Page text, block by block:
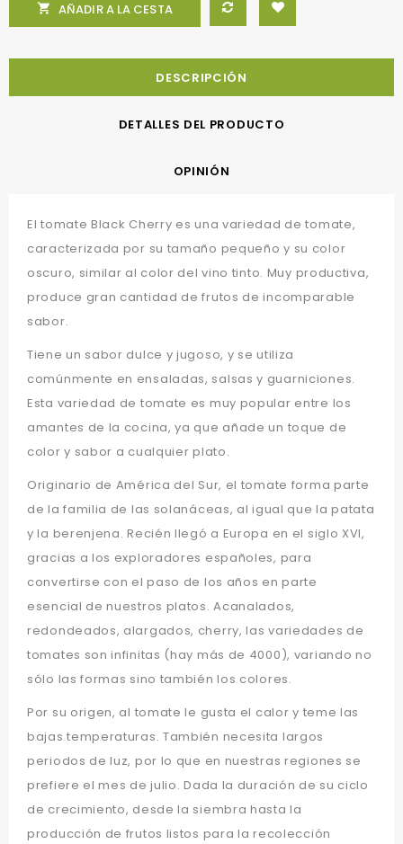
 AÑADIR A LA CESTA
DESCRIPCIÓN
DETALLES DEL PRODUCTO
OPINIÓN
El tomate Black Cherry es una variedad de tomate,
caracterizada por su tamaño pequeño y su color
oscuro, similar al color del vino tinto. Muy productiva,
produce gran cantidad de frutos de incomparable
sabor.
Tiene un sabor dulce y jugoso, y se utiliza
comúnmente en ensaladas, salsas y guarniciones.
Esta variedad de tomate es muy popular entre los
amantes de la cocina, ya que añade un toque de
color y sabor a cualquier plato.
Originario de América del Sur, el tomate forma parte
de la familia de las solanáceas, al igual que la patata
y la berenjena. Recién llegó a Europa en el siglo XVI,
gracias a los exploradores españoles, para
convertirse con el paso de los años en parte
esencial de nuestros platos. Acanalados,
redondeados, alargados, cherry, las variedades de
tomates son infinitas (hay más de 4000), variando no
sólo las formas sino también los colores.
Por su origen, al tomate le gusta el calor y teme las
bajas temperaturas. También necesita largos
periodos de luz, por lo que en nuestras regiones se
prefiere el mes de julio. Dada la duración de su ciclo
de crecimiento, desde la siembra hasta la
producción de frutos listos para la recolección